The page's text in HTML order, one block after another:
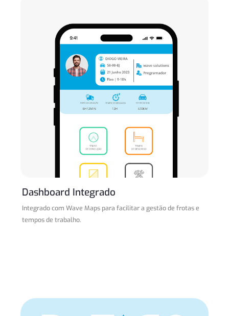
Dashboard Integrado
Integrado com Wave Maps para facilitar a gestão de frotas e
tempos de trabalho.